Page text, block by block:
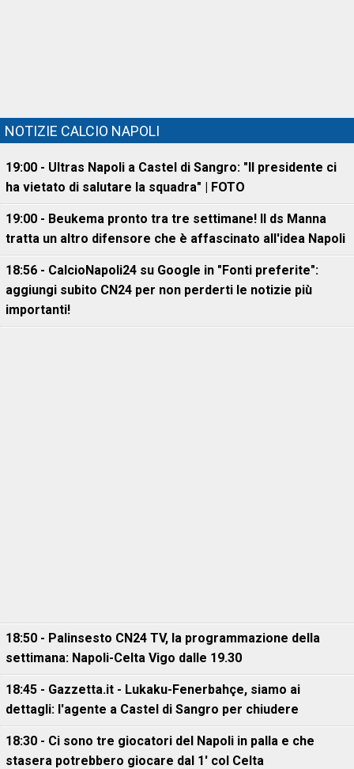
NOTIZIE CALCIO NAPOLI
19:00 - Ultras Napoli a Castel di Sangro: "Il presidente ci
ha vietato di salutare la squadra" | FOTO
19:00 - Beukema pronto tra tre settimane! Il ds Manna
tratta un altro difensore che è affascinato all'idea Napoli
18:56 - CalcioNapoli24 su Google in "Fonti preferite":
aggiungi subito CN24 per non perderti le notizie più
importanti!
18:50 - Palinsesto CN24 TV, la programmazione della
settimana: Napoli-Celta Vigo dalle 19.30
18:45 - Gazzetta.it - Lukaku-Fenerbahçe, siamo ai
dettagli: l'agente a Castel di Sangro per chiudere
18:30 - Ci sono tre giocatori del Napoli in palla e che
stasera potrebbero giocare dal 1' col Celta